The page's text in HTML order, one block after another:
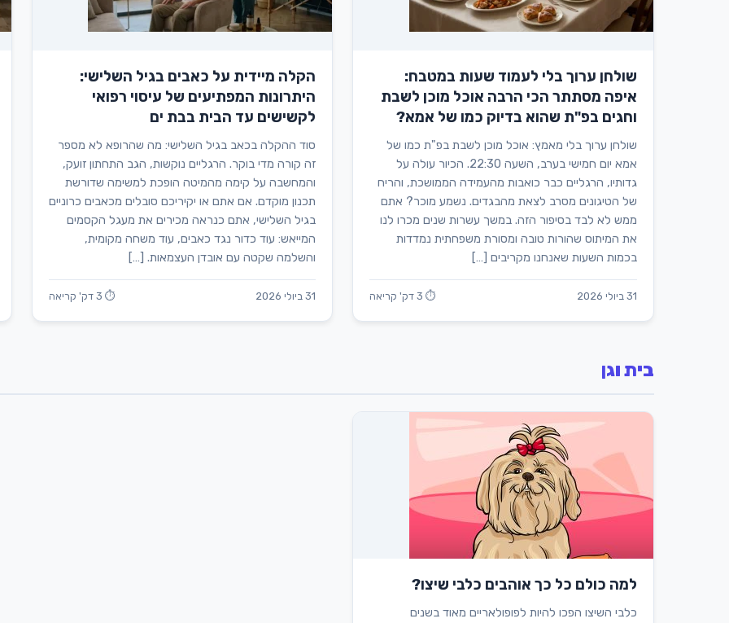
שולחן ערוך בלי לעמוד שעות במטבח:
איפה מסתתר הכי הרבה אוכל מוכן לשבת
וחגים בפ"ת שהוא בדיוק כמו של אמא?
שולחן ערוך בלי מאמץ: אוכל מוכן לשבת בפ"ת כמו של
אמא יום חמישי בערב, השעה 22:30. הכיור עולה על
גדותיו, הרגליים כבר כואבות מהעמידה הממושכת, והריח
של הטיגונים מסרב לצאת מהבגדים. נשמע מוכר? אתם
ממש לא לבד בסיפור הזה. במשך עשרות שנים מכרו לנו
את המיתוס שהורות טובה ומסורת משפחתית נמדדות
בכמות השעות שאנחנו מקריבים […]
31 ביולי 2026 ⏱ 3 דק' קריאה
הקלה מיידית על כאבים בגיל השלישי:
היתרונות המפתיעים של עיסוי רפואי
לקשישים עד הבית בבת ים
סוד ההקלה בכאב בגיל השלישי: מה שהרופא לא מספר
זה קורה מדי בוקר. הרגליים נוקשות, הגב התחתון זועק,
והמחשבה על קימה מהמיטה הופכת למשימה שדורשת
תכנון מוקדם. אם אתם או יקיריכם סובלים מכאבים כרוניים
בגיל השלישי, אתם כנראה מכירים את מעגל הקסמים
המייאש: עוד כדור נגד כאבים, עוד משחה מקומית,
והשלמה שקטה עם אובדן העצמאות. […]
31 ביולי 2026 ⏱ 3 דק' קריאה
בית וגן
למה כולם כל כך אוהבים כלבי שיצו?
כלבי השיצו הפכו להיות לפופולאריים מאוד בשנים